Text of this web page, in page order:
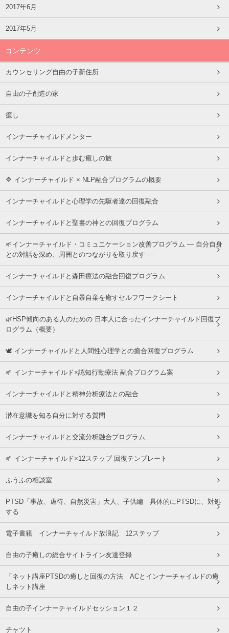
2017年6月
2017年5月
コンテンツ
カウンセリング自由の子新住所
自由の子創造の家
癒し
インナーチャイルドメンター
インナーチャイルドと歩む癒しの旅
🔷 インナーチャイルド × NLP融合プログラムの概要
インナーチャイルドと心理学の先駆者達の回復融合
インナーチャイルドと聖書の神との回復プログラム
🌱インナーチャイルド・コミュニケーション改善プログラム ― 自分自身
との対話を深め、周囲とのつながりを取り戻す ―
インナーチャイルドと森田療法の融合回復プログラム
インナーチャイルドと自暴自棄を癒すセルフワークシート
🌿HSP傾向のある人のための 日本人に合ったインナーチャイルド回復プ
ログラム（概要）
🕊 インナーチャイルドと人間性心理学との癒合回復プログラム
🌱 インナーチャイルド×認知行動療法 融合プログラム案
インナーチャイルドと精神分析療法との融合
潜在意識を知る自分に対する質問
インナーチャイルドと交流分析融合プログラム
🌱 インナーチャイルド×12ステップ 回復テンプレート
ふうふの相談室
PTSD「事故、虐待、自然災害」大人、子供編 具体的にPTSDに、対処
する
電子書籍 インナーチャイルド放浪記 12ステップ
自由の子癒しの総合サイトライン友達登録
「ネット講座PTSDの癒しと回復の方法 ACとインナーチャイルドの癒
しネット講座
自由の子インナーチャイルドセッション１２
チャツト